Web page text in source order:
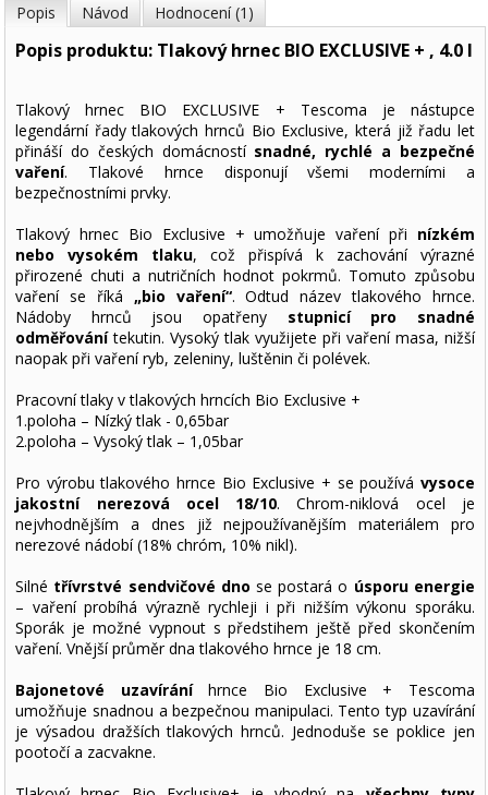
Popis Návod Hodnocení (1)
Popis produktu: Tlakový hrnec BIO EXCLUSIVE + , 4.0 l
Tlakový hrnec BIO EXCLUSIVE + Tescoma je nástupce
legendární řady tlakových hrnců Bio Exclusive, která již řadu let
přináší do českých domácností snadné, rychlé a bezpečné
vaření. Tlakové hrnce disponují všemi moderními a
bezpečnostními prvky.
Tlakový hrnec Bio Exclusive + umožňuje vaření při nízkém
nebo vysokém tlaku, což přispívá k zachování výrazné
přirozené chuti a nutričních hodnot pokrmů. Tomuto způsobu
vaření se říká „bio vaření“. Odtud název tlakového hrnce.
Nádoby hrnců jsou opatřeny stupnicí pro snadné
odměřovánítekutin. Vysoký tlak využijete při vaření masa, nižší
naopak při vaření ryb, zeleniny, luštěnin či polévek.
Pracovní tlaky v tlakových hrncích Bio Exclusive +
1.poloha – Nízký tlak - 0,65bar
2.poloha – Vysoký tlak – 1,05bar
Pro výrobu tlakového hrnce Bio Exclusive + se používá vysoce
jakostní nerezová ocel 18/10. Chrom-niklová ocel je
nejvhodnějším a dnes již nejpoužívanějším materiálem pro
nerezové nádobí (18% chróm, 10% nikl).
Silné třívrstvé sendvičové dno se postará o úsporu energie
– vaření probíhá výrazně rychleji i při nižším výkonu sporáku.
Sporák je možné vypnout s předstihem ještě před skončením
vaření. Vnější průměr dna tlakového hrnce je 18 cm.
Bajonetové uzavíráníhrnce Bio Exclusive + Tescoma
umožňuje snadnou a bezpečnou manipulaci. Tento typ uzavírání
je výsadou dražších tlakových hrnců. Jednoduše se poklice jen
pootočí a zacvakne.